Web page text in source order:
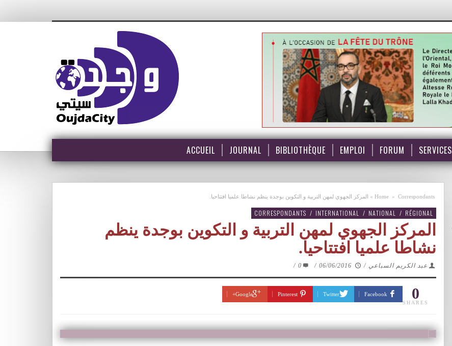
ACCUEIL JOURNAL BIBLIOTHÈQUE EMPLOI FORUM SERVICES
Home » Correspondants
» المركز الجهوي لمهن التربية و التكوين بوجدة ينظم نشاطا علميا افتتاحيا.
CORRESPONDANTS / INTERNATIONAL / NATIONAL / RÉGIONAL
المركز الجهوي لمهن التربية و التكوين بوجدة ينظم
نشاطا علميا افتتاحيا.
عبد الكريم السباعي /
06/06/2016
/
0
/
0
SHARES
Facebook
Twitter
Pinterest
Google+